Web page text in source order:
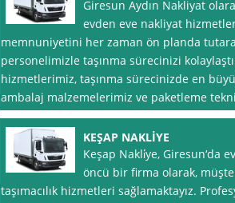
Giresun Aydın Nakliyat
evden eve nakliyat
memnuniyetini her zaman ön planda
personelimizle taşınma sürecinizi
hizmetlerimiz, taşınma sürecinizde en
ambalaj malzemelerimiz ve paketleme
KEŞAP NAKLİYE
Keşap Nakli̇ye, Giresun‘da
öncü bir firma olarak,
taşımacılık hizmetleri sağlamaktayız.